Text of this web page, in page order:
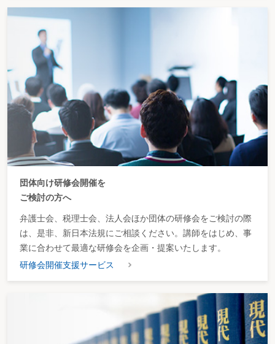
団体向け研修会開催を
ご検討の方へ
弁護士会、税理士会、法人会ほか団体の研修会をご検討の際
は、是非、新日本法規にご相談ください。講師をはじめ、事
業に合わせて最適な研修会を企画・提案いたします。
研修会開催支援サービス